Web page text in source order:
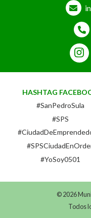
HASHTAG
#SanPedroSula
#SPS
#YoSoy0501
© 2026
Todos